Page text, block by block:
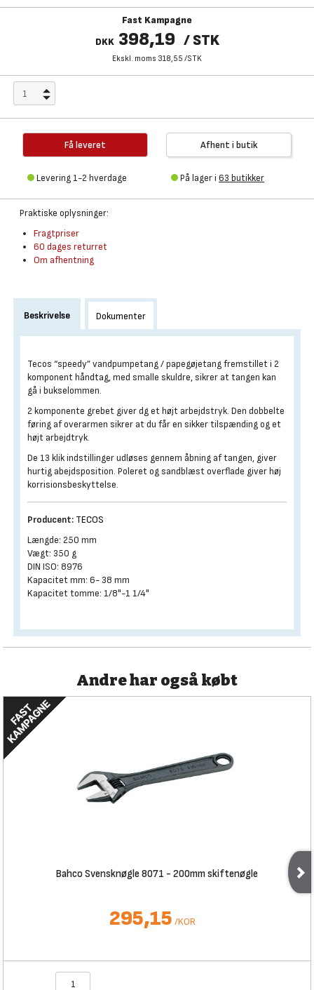
Fast Kampagne
DKK 398,19 / STK
Ekskl. moms 318,55 /STK
Få leveret
Levering 1-2 hverdage
Afhent i butik
På lager i 63 butikker
Praktiske oplysninger:
Fragtpriser
60 dages returret
Om afhentning
Beskrivelse Dokumenter
Tecos “speedy” vandpumpetang / papegøjetang fremstillet i 2
komponent håndtag, med smalle skuldre, sikrer at tangen kan
gå i bukselommen.
2 komponente grebet giver dg et højt arbejdstryk. Den dobbelte
føring af overarmen sikrer at du får en sikker tilspænding og et
højt arbejdtryk.
De 13 klik indstillinger udløses gennem åbning af tangen, giver
hurtig abejdsposition. Poleret og sandblæst overflade giver høj
korrisionsbeskyttelse.
Producent: TECOS
Længde: 250 mm
Vægt: 350 g
DIN ISO: 8976
Kapacitet mm: 6- 38 mm
Kapacitet tomme: 1/8"-1 1/4"
Andre har også købt
Bahco Svensknøgle 8071 - 200mm skiftenøgle
295,15 /KOR